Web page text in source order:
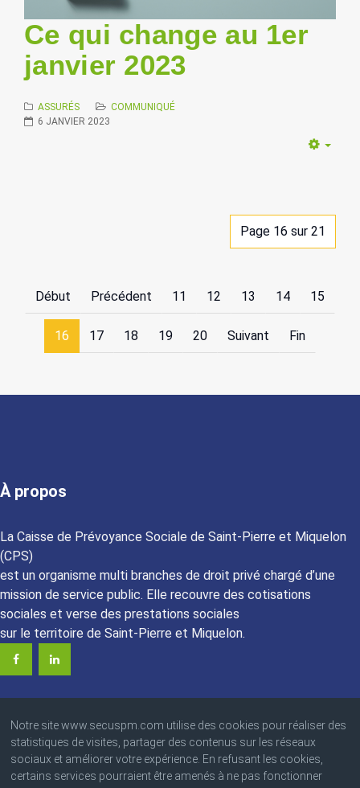
Ce qui change au 1er
janvier 2023
ASSURÉS
COMMUNIQUÉ
6 JANVIER 2023
Page 16 sur 21
Début Précédent 11 12 13 14 15
16 17 18 19 20 Suivant Fin
À propos
La Caisse de Prévoyance Sociale de Saint-Pierre et Miquelon
(CPS)
est un organisme multi branches de droit privé chargé d’une
mission de service public. Elle recouvre des cotisations
sociales et verse des prestations sociales
sur le territoire de Saint-Pierre et Miquelon.
© 2023 Caisse de Prévoyance Sociale
Notre site www.secuspm.com utilise des cookies pour réaliser des
statistiques de visites, partager des contenus sur les réseaux
sociaux et améliorer votre expérience. En refusant les cookies,
certains services pourraient être amenés à ne pas fonctionner